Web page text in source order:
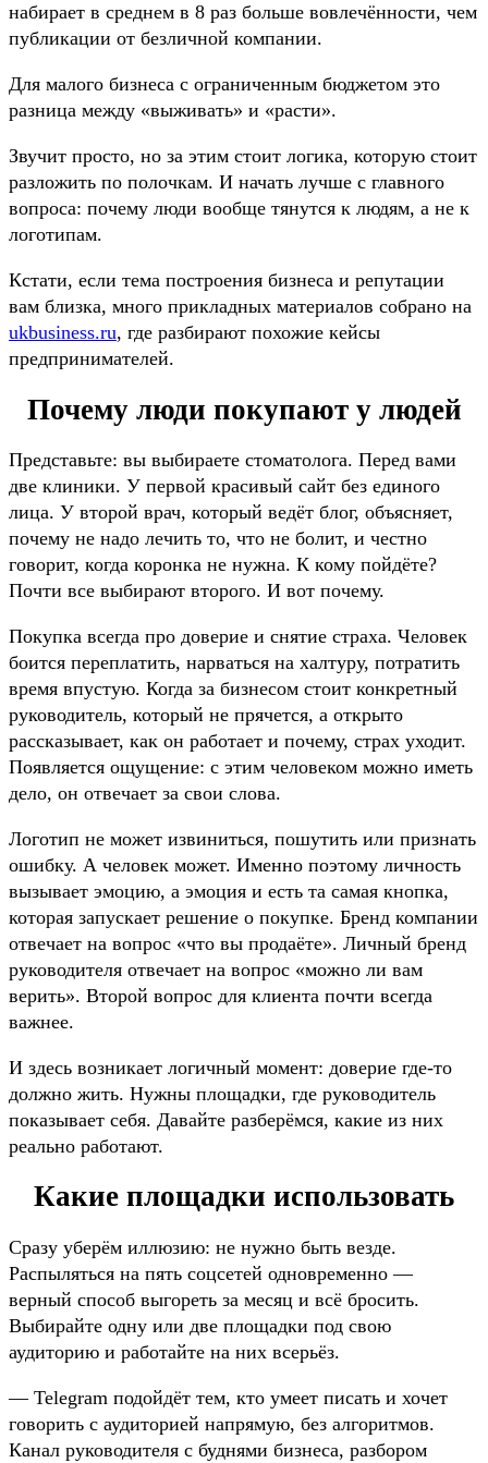
набирает в среднем в 8 раз больше вовлечённости, чем
публикации от безличной компании.
Для малого бизнеса с ограниченным бюджетом это
разница между «выживать» и «расти».
Звучит просто, но за этим стоит логика, которую стоит
разложить по полочкам. И начать лучше с главного
вопроса: почему люди вообще тянутся к людям, а не к
логотипам.
Кстати, если тема построения бизнеса и репутации
вам близка, много прикладных материалов собрано на
ukbusiness.ru, где разбирают похожие кейсы
предпринимателей.
Почему люди покупают у людей
Представьте: вы выбираете стоматолога. Перед вами
две клиники. У первой красивый сайт без единого
лица. У второй врач, который ведёт блог, объясняет,
почему не надо лечить то, что не болит, и честно
говорит, когда коронка не нужна. К кому пойдёте?
Почти все выбирают второго. И вот почему.
Покупка всегда про доверие и снятие страха. Человек
боится переплатить, нарваться на халтуру, потратить
время впустую. Когда за бизнесом стоит конкретный
руководитель, который не прячется, а открыто
рассказывает, как он работает и почему, страх уходит.
Появляется ощущение: с этим человеком можно иметь
дело, он отвечает за свои слова.
Логотип не может извиниться, пошутить или признать
ошибку. А человек может. Именно поэтому личность
вызывает эмоцию, а эмоция и есть та самая кнопка,
которая запускает решение о покупке. Бренд компании
отвечает на вопрос «что вы продаёте». Личный бренд
руководителя отвечает на вопрос «можно ли вам
верить». Второй вопрос для клиента почти всегда
важнее.
И здесь возникает логичный момент: доверие где-то
должно жить. Нужны площадки, где руководитель
показывает себя. Давайте разберёмся, какие из них
реально работают.
Какие площадки использовать
Сразу уберём иллюзию: не нужно быть везде.
Распыляться на пять соцсетей одновременно —
верный способ выгореть за месяц и всё бросить.
Выбирайте одну или две площадки под свою
аудиторию и работайте на них всерьёз.
— Telegram подойдёт тем, кто умеет писать и хочет
говорить с аудиторией напрямую, без алгоритмов.
Канал руководителя с буднями бизнеса, разбором